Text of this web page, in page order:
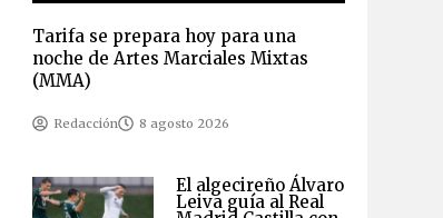
Tarifa se prepara hoy para una
noche de Artes Marciales Mixtas
(MMA)
Redacción 8 agosto 2026
El algecireño Álvaro
Leiva guía al Real